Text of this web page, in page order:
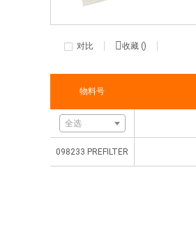
对比 收藏 ()
物料号
全选
098233 PREFILTER